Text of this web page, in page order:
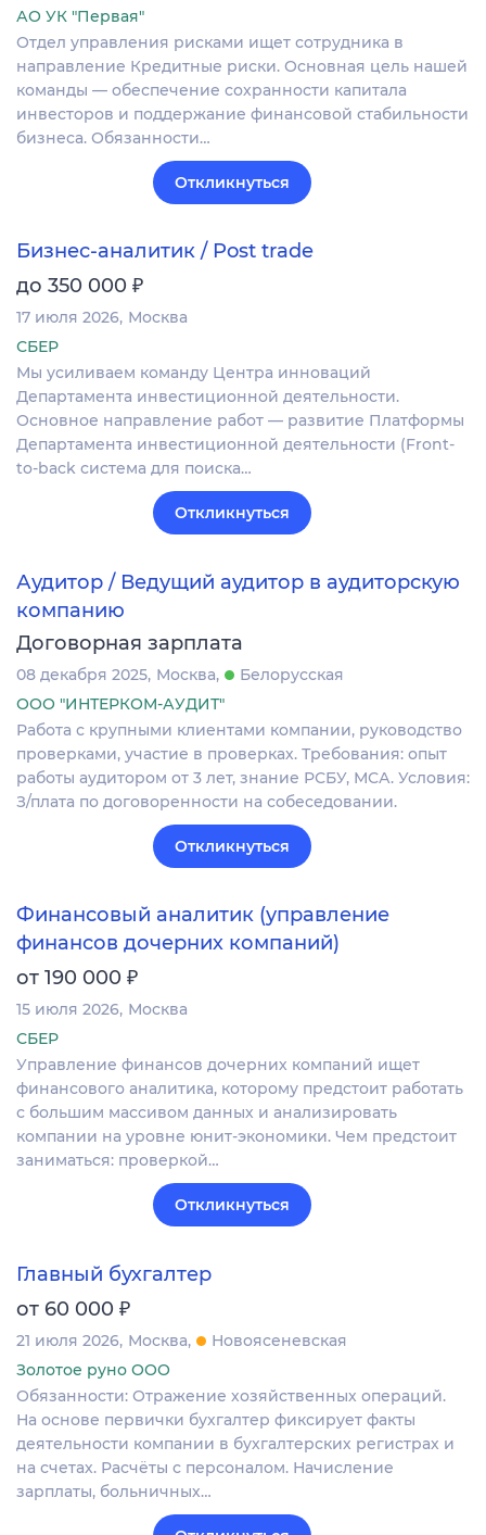
АО УК "Первая"
Отдел управления рисками ищет сотрудника в
направление Кредитные риски. Основная цель нашей
команды — обеспечение сохранности капитала
инвесторов и поддержание финансовой стабильности
бизнеса. Обязанности…
Откликнуться
Бизнес-аналитик / Post trade
до 350 000 ₽
17 июля 2026 Москва
СБЕР
Мы усиливаем команду Центра инноваций
Департамента инвестиционной деятельности.
Основное направление работ — развитие Платформы
Департамента инвестиционной деятельности (Front-
to-back система для поиска…
Откликнуться
Аудитор / Ведущий аудитор в аудиторскую
компанию
Договорная зарплата
08 декабря 2025 Москва
Белорусская
ООО "ИНТЕРКОМ-АУДИТ"
Работа с крупными клиентами компании, руководство
проверками, участие в проверках. Требования: опыт
работы аудитором от 3 лет, знание РСБУ, МСА. Условия:
З/плата по договоренности на собеседовании.
Откликнуться
Финансовый аналитик (управление
финансов дочерних компаний)
от 190 000 ₽
15 июля 2026 Москва
СБЕР
Управление финансов дочерних компаний ищет
финансового аналитика, которому предстоит работать
с большим массивом данных и анализировать
компании на уровне юнит-экономики. Чем предстоит
заниматься: проверкой…
Откликнуться
Главный бухгалтер
от 60 000 ₽
21 июля 2026 Москва
Новоясеневская
Золотое руно ООО
Обязанности: Отражение хозяйственных операций.
На основе первички бухгалтер фиксирует факты
деятельности компании в бухгалтерских регистрах и
на счетах. Расчёты с персоналом. Начисление
зарплаты, больничных…